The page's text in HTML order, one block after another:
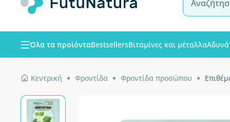
Όλα τα προϊόνταBestsellersΒιταμίνες και μέταλλα
Κεντρική Φροντίδα Φροντίδα προσώπου